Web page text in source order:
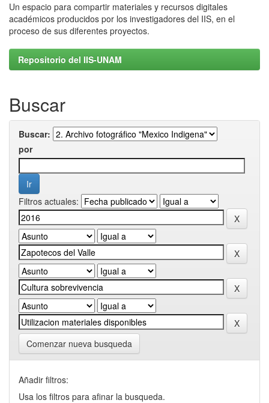
Un espacio para compartir materiales y recursos digitales
académicos producidos por los investigadores del IIS, en el
proceso de sus diferentes proyectos.
Repositorio del IIS-UNAM
Buscar
Buscar:
por
Filtros actuales:
Comenzar nueva busqueda
Añadir filtros:
Usa los filtros para afinar la busqueda.